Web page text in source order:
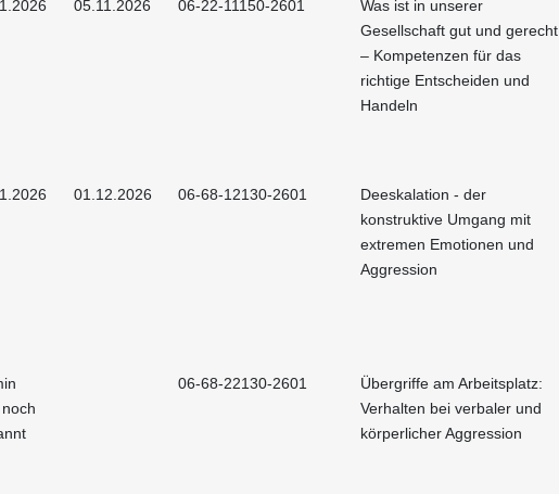
05.11.2026 06-22-11150-2601
Was ist in unserer
Gesellschaft gut und gerecht
– Kompetenzen für das
richtige Entscheiden und
Handeln
01.12.2026 06-68-12130-2601
Deeskalation - der
konstruktive Umgang mit
extremen Emotionen und
Aggression
06-68-22130-2601
Übergriffe am Arbeitsplatz:
Verhalten bei verbaler und
körperlicher Aggression